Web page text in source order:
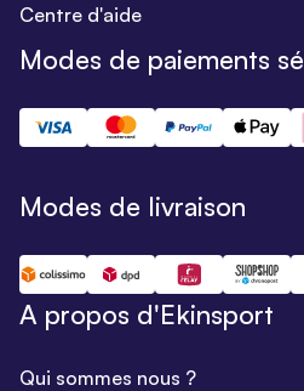
Centre d'aide
Modes de paiements
Modes de livraison
A propos d'Ekinsport
Qui sommes nous ?